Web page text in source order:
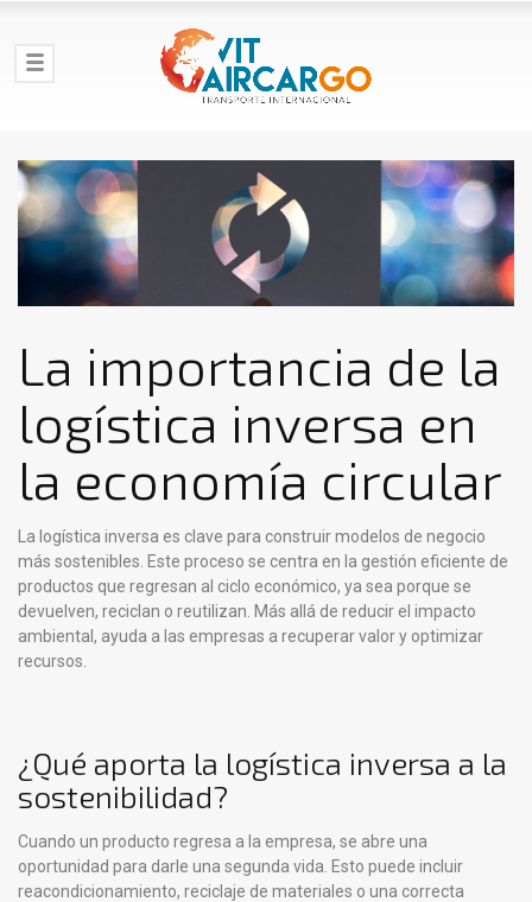
La importancia de la
logística inversa en
la economía circular
La logística inversa es clave para construir modelos de negocio
más sostenibles. Este proceso se centra en la gestión eficiente de
productos que regresan al ciclo económico, ya sea porque se
devuelven, reciclan o reutilizan. Más allá de reducir el impacto
ambiental, ayuda a las empresas a recuperar valor y optimizar
recursos.
¿Qué aporta la logística inversa a la
sostenibilidad?
Cuando un producto regresa a la empresa, se abre una
oportunidad para darle una segunda vida. Esto puede incluir
reacondicionamiento, reciclaje de materiales o una correcta